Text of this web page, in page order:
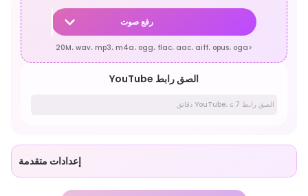
رفع صوت
<20M، wav، mp3، m4a، ogg، flac، aac، aiff، opus، oga
الصق رابط YouTube
إعدادات متقدمة